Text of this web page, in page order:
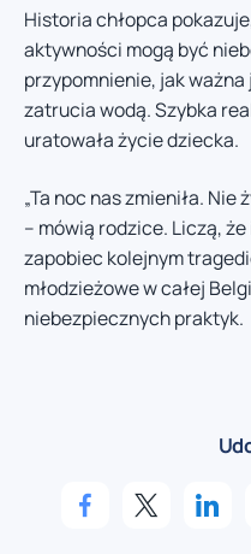
Historia chłopca
aktywności mogą być
przypomnienie, jak
zatrucia wodą. Szybka
uratowała życie dziecka.
„Ta noc nas zmieniła.
– mówią rodzice. Liczą,
zapobiec kolejnym
młodzieżowe w całej
niebezpiecznych praktyk.